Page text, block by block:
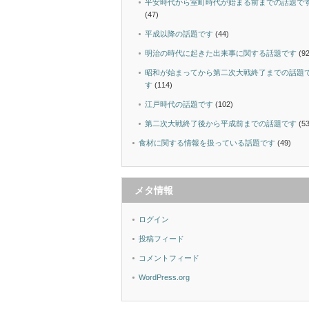
平安時代から室町時代が始まる前までの話題で
(47)
平成以降の話題です (44)
明治の時代に起きた出来事に関する話題です
昭和が始まってから第二次大戦終了までの話題
す (114)
江戸時代の話題です (102)
第二次大戦終了後から平成前までの話題です
食材に関する情報を扱っている話題です (49)
メタ情報
ログイン
投稿フィード
コメントフィード
WordPress.org